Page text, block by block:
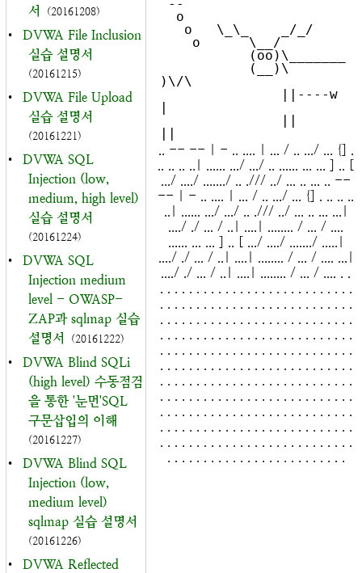
서
(20161208)
•
DVWA File Inclusion
실습 설명서
(20161215)
•
DVWA File Upload
실습 설명서
(20161221)
•
DVWA SQL
Injection (low,
medium, high level)
실습 설명서
(20161224)
•
DVWA SQL
Injection medium
level - OWASP-
ZAP과 sqlmap 실습
설명서
(20161222)
•
DVWA Blind SQLi
(high level) 수동점검
을 통한 '눈먼'SQL
구문삽입의 이해
(20161227)
•
DVWA Blind SQL
Injection (low,
medium level)
sqlmap 실습 설명서
(20161226)
•
DVWA Reflected
)\/\
|
               ||
.. -- -- | - .. .... | ... / .. .../ ... {] .
.. .. .. ..| ...... .../ .../ .. ...... ... ... ] .. [
.../ ..../ ......./ .. ./// ../ ... .. ... .. --
-- | - .. .... | ... / .. .../ ... {] . .. .. ..
..| ...... .../ .../ .. ./// ../ ... .. ... ...|
..../ ./ ... / ..| ....| ........ / ... / ....
...... ... ... ] .. [ .../ ..../ ......./ .....|
..../ ./ ... / ..| ....| ........ / ... / .... ...|
..../ ./ ... / ..| ....| ........ / ... / .... . .
. . . . . . . . . . . . . . . . . . . . . . . . . . .
. . . . . . . . . . . . . . . . . . . . . . . . . . .
. . . . . . . . . . . . . . . . . . . . . . . . . . .
. . . . . . . . . . . . . . . . . . . . . . . . . . .
. . . . . . . . . . . . . . . . . . . . . . . . . . .
. . . . . . . . . . . . . . . . . . . . . . . . . . .
. . . . . . . . . . . . . . . . . . . . . . . . . . .
. . . . . . . . . . . . . . . . . . . . . . . . . . .
. . . . . . . . . . . . . . . . . . . . . . . . . . .
. . . . . . . . . . . . . . . . . . . . . . . . . . .
. . . . . . . . . . . . . . . . . . . . . . . . . . .
. . . . . . . . . . . . . . . . . . . . . . . . .